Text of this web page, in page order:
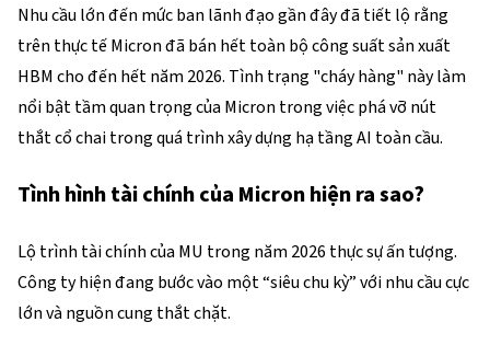
Nhu cầu lớn đến mức ban lãnh đạo gần đây đã tiết lộ rằng
trên thực tế Micron đã bán hết toàn bộ công suất sản xuất
HBM cho đến hết năm 2026. Tình trạng "cháy hàng" này làm
nổi bật tầm quan trọng của Micron trong việc phá vỡ nút
thắt cổ chai trong quá trình xây dựng hạ tầng AI toàn cầu.
Tình hình tài chính của Micron hiện ra sao?
Lộ trình tài chính của MU trong năm 2026 thực sự ấn tượng.
Công ty hiện đang bước vào một “siêu chu kỳ” với nhu cầu cực
lớn và nguồn cung thắt chặt.